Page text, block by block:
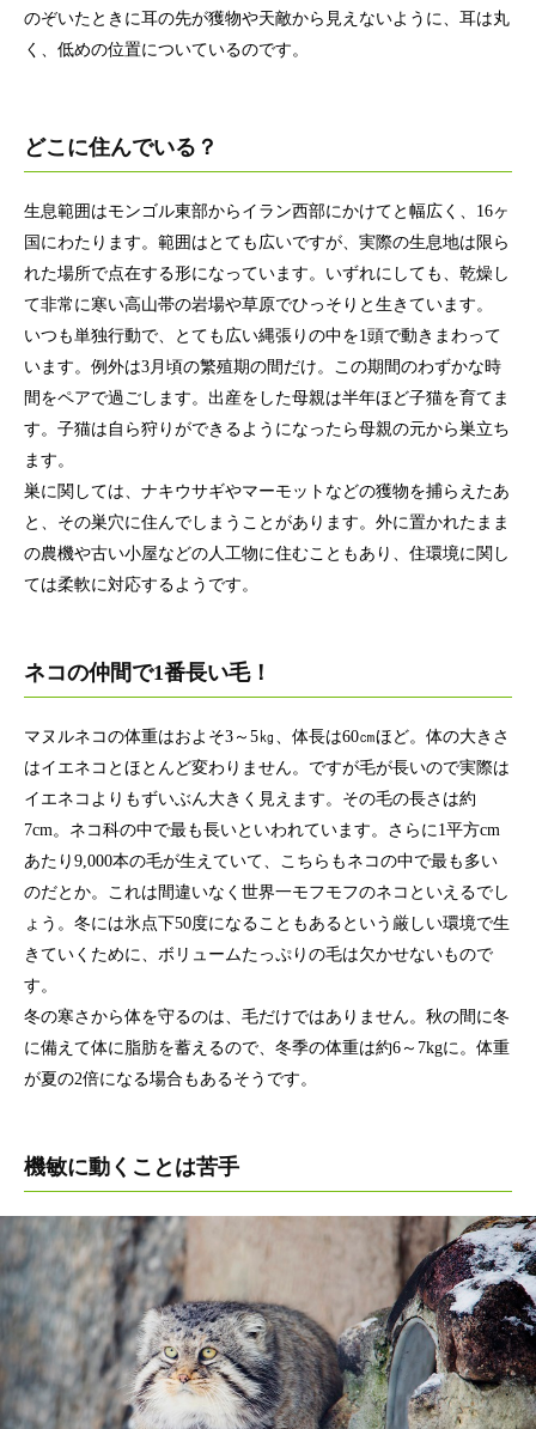
のぞいたときに耳の先が獲物や天敵から見えないように、耳は丸
く、低めの位置についているのです。
どこに住んでいる？
生息範囲はモンゴル東部からイラン西部にかけてと幅広く、16ヶ
国にわたります。範囲はとても広いですが、実際の生息地は限ら
れた場所で点在する形になっています。いずれにしても、乾燥し
て非常に寒い高山帯の岩場や草原でひっそりと生きています。
いつも単独行動で、とても広い縄張りの中を1頭で動きまわって
います。例外は3月頃の繁殖期の間だけ。この期間のわずかな時
間をペアで過ごします。出産をした母親は半年ほど子猫を育てま
す。子猫は自ら狩りができるようになったら母親の元から巣立ち
ます。
巣に関しては、ナキウサギやマーモットなどの獲物を捕らえたあ
と、その巣穴に住んでしまうことがあります。外に置かれたまま
の農機や古い小屋などの人工物に住むこともあり、住環境に関し
ては柔軟に対応するようです。
ネコの仲間で1番長い毛！
マヌルネコの体重はおよそ3～5㎏、体長は60㎝ほど。体の大きさ
はイエネコとほとんど変わりません。ですが毛が長いので実際は
イエネコよりもずいぶん大きく見えます。その毛の長さは約
7cm。ネコ科の中で最も長いといわれています。さらに1平方cm
あたり9,000本の毛が生えていて、こちらもネコの中で最も多い
のだとか。これは間違いなく世界一モフモフのネコといえるでし
ょう。冬には氷点下50度になることもあるという厳しい環境で生
きていくために、ボリュームたっぷりの毛は欠かせないもので
す。
冬の寒さから体を守るのは、毛だけではありません。秋の間に冬
に備えて体に脂肪を蓄えるので、冬季の体重は約6～7kgに。体重
が夏の2倍になる場合もあるそうです。
機敏に動くことは苦手